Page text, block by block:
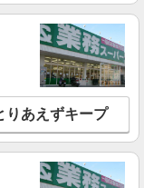
りあえずキープ